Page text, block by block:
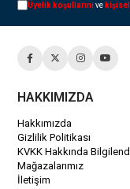
Üyelik koşullarınıve
HAKKIMIZDA
Hakkımızda
Gizlilik Politikası
KVKK Hakkında
Mağazalarımız
İletişim